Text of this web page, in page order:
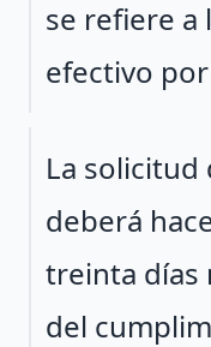
se refiere a
efectivo
Párrafo 2
La solicitud
deberá
treinta días
del